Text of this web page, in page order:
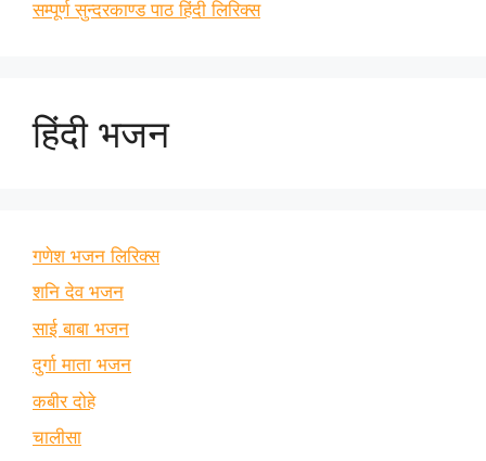
सम्पूर्ण सुन्दरकाण्ड पाठ हिंदी लिरिक्स
हिंदी भजन
गणेश भजन लिरिक्स
शनि देव भजन
साई बाबा भजन
दुर्गा माता भजन
कबीर दोहे
चालीसा